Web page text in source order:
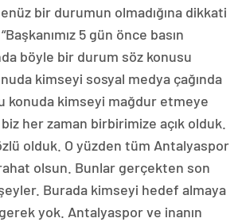
bir durumun olmadığına dikkati
5 gün önce basın
böyle bir durum söz konusu
kimseyi sosyal medya çağında
konuda kimseyi mağdur etmeye
her zaman birbirimize açık olduk.
olduk. O yüzden tüm Antalyaspor
olsun. Bunlar gerçekten son
Burada kimseyi hedef almaya
yok. Antalyaspor ve inanın